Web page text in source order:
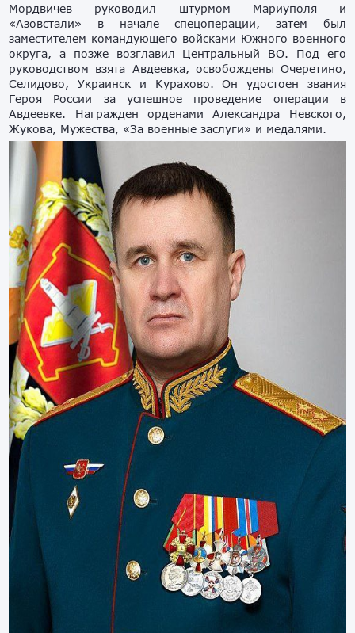
Мордвичев руководил штурмом Мариуполя и
«Азовстали» в начале спецоперации, затем был
заместителем командующего войсками Южного военного
округа, а позже возглавил Центральный ВО. Под его
руководством взята Авдеевка, освобождены Очеретино,
Селидово, Украинск и Курахово. Он удостоен звания
Героя России за успешное проведение операции в
Авдеевке. Награжден орденами Александра Невского,
Жукова, Мужества, «За военные заслуги» и медалями.